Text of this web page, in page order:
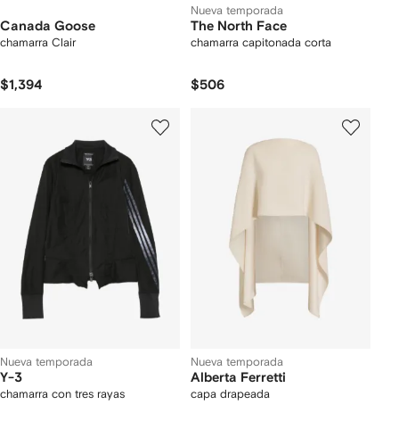
Canada Goose
chamarra Clair
$1,394
Nueva temporada
The North Face
chamarra capitonada corta
$506
Nueva temporada
Y-3
chamarra con tres rayas
Nueva temporada
Alberta Ferretti
capa drapeada